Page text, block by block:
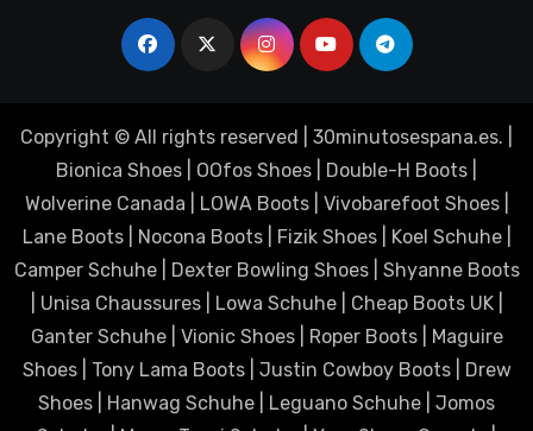
Copyright © All rights reserved 30minutosespana.es. |
Bionica Shoes
OOfos Shoes Double-H Boots
Wolverine Canada
LOWA Boots| Vivobarefoot Shoes|
Lane Boots| Nocona Boots| Fizik Shoes| Koel Schuhe|
Camper Schuhe| Dexter Bowling Shoes| Shyanne Boots
Unisa Chaussures| Lowa Schuhe| Cheap Boots UK
Ganter Schuhe
Vionic Shoes| Roper Boots|
Maguire
Shoes| Tony Lama Boots| Justin Cowboy Boots|
Drew
Shoes
Hanwag Schuhe Leguano Schuhe
Jomos